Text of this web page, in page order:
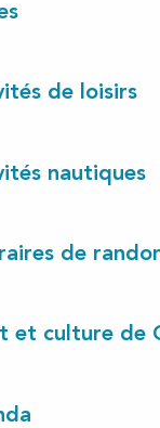
de loisirs
nautiques
de
et culture de